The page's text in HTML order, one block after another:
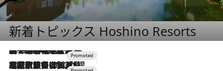
新着トピックス Hoshino Resorts
2026.8.7
【トンボの足水浴】ヒノキの香りに包まれて涼感マックス！約13℃の湧水かけ流しを避暑地「星野温泉 トンボの湯」で体験
2026.7.31
【ホテル帰省】という選択肢をOMOが提案。家族とほどよい距離を保つには「昼は実家、夜は気兼ねなくホテルで！」